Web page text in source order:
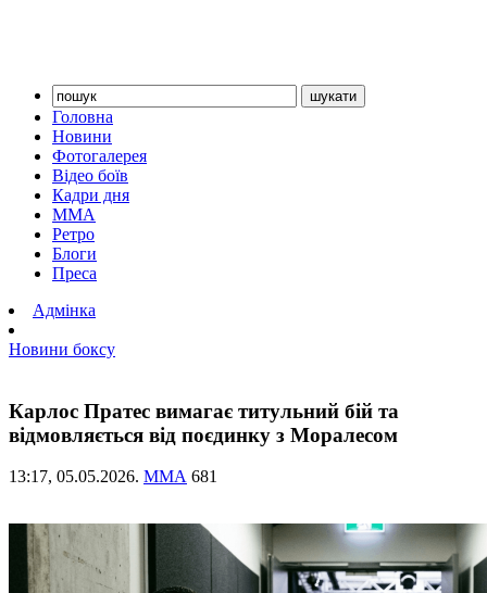
Головна
Новини
Фотогалерея
Відео боїв
Кадри дня
ММА
Ретро
Блоги
Преса
Адмінка
Новини боксу
Карлос Пратес вимагає титульний бій та
відмовляється від поєдинку з Моралесом
13:17, 05.05.2026. ММА 681